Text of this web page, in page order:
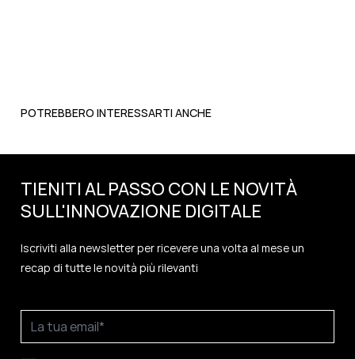
POTREBBERO INTERESSARTI ANCHE
TIENITI AL PASSO CON LE NOVITÀ
SULL'INNOVAZIONE DIGITALE
Iscriviti alla newsletter per ricevere una volta al mese un
recap di tutte le novità più rilevanti